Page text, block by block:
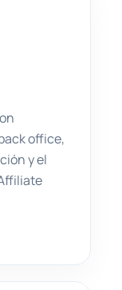
office,
y el